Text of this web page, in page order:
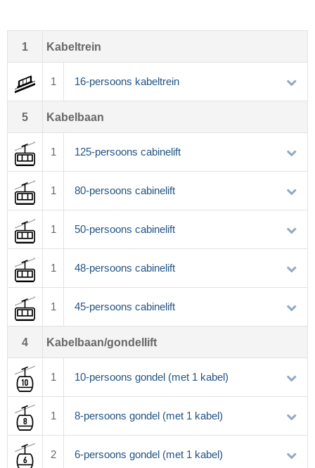
1 Kabeltrein
1 16-persoons kabeltrein
5 Kabelbaan
1 125-persoons cabinelift
1 80-persoons cabinelift
1 50-persoons cabinelift
1 48-persoons cabinelift
1 45-persoons cabinelift
4 Kabelbaan/gondellift
1 10-persoons gondel (met 1 kabel)
1 8-persoons gondel (met 1 kabel)
2 6-persoons gondel (met 1 kabel)